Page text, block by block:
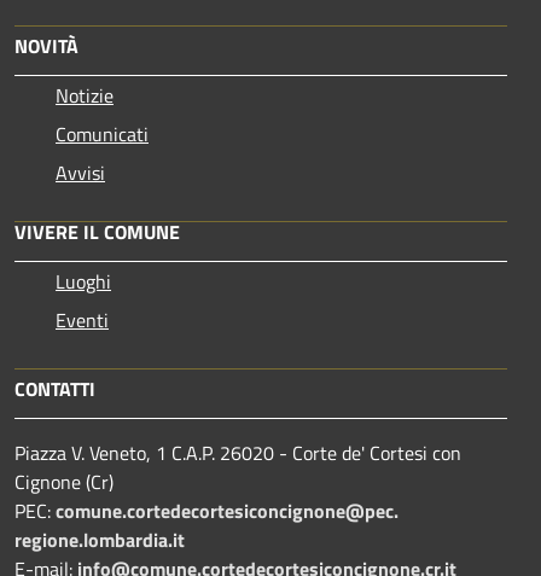
NOVITÀ
Notizie
Comunicati
Avvisi
VIVERE IL COMUNE
Luoghi
Eventi
CONTATTI
Piazza V. Veneto, 1 C.A.P. 26020 - Corte de' Cortesi con
Cignone (Cr)
PEC:comune.cortedecortesiconcignone@pec.
regione.lombardia.it
E-mail: info@comune.cortedecortesiconcignone.cr.it